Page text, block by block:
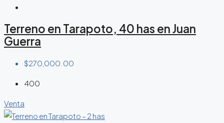
Terreno en Tarapoto, 40 has en Juan
Guerra
$270,000.00
400
Venta